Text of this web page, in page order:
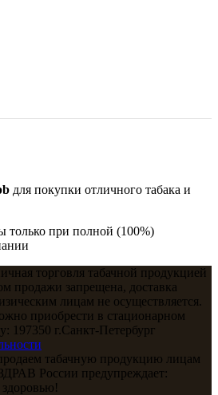
для покупки отличного табака и
только при полной (100%)
торговля табачной продукцией
продажи запрещена, доставка
лицам не осуществляется.
приобрести в стационарном
197350 г.Санкт-Петербург
табачную продукцию лицам
России предупреждает: